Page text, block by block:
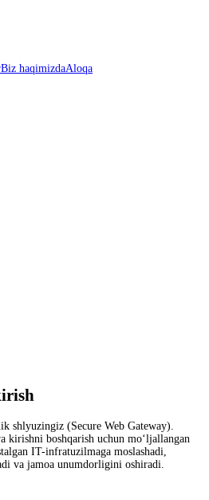
Biz haqimizdaAloqa
shlyuzingiz (Secure Web Gateway).
boshqarish uchun mo‘ljallangan
IT-infratuzilmaga moslashadi,
va jamoa unumdorligini oshiradi.